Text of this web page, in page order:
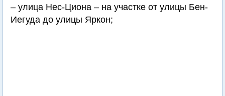
– улица Нес-Циона – на участке от улицы Бен-
Иегуда до улицы Яркон;